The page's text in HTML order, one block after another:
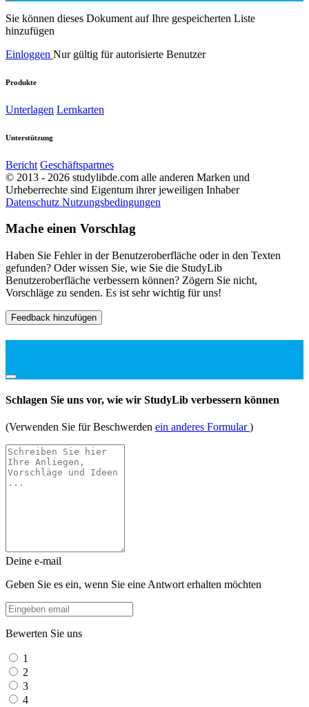
Sie können dieses Dokument auf Ihre gespeicherten Liste
hinzufügen
Einloggen Nur gültig für autorisierte Benutzer
Produkte
Unterlagen Lernkarten
Unterstützung
Bericht Geschäftspartnes
© 2013 - 2026 studylibde.com alle anderen Marken und
Urheberrechte sind Eigentum ihrer jeweiligen Inhaber
Datenschutz Nutzungsbedingungen
Mache einen Vorschlag
Haben Sie Fehler in der Benutzeroberfläche oder in den Texten
gefunden? Oder wissen Sie, wie Sie die StudyLib
Benutzeroberfläche verbessern können? Zögern Sie nicht,
Vorschläge zu senden. Es ist sehr wichtig für uns!
Feedback hinzufügen
Schlagen Sie uns vor, wie wir StudyLib verbessern können
(Verwenden Sie für Beschwerden ein anderes Formular)
Deine e-mail
Geben Sie es ein, wenn Sie eine Antwort erhalten möchten
Bewerten Sie uns
1
2
3
4